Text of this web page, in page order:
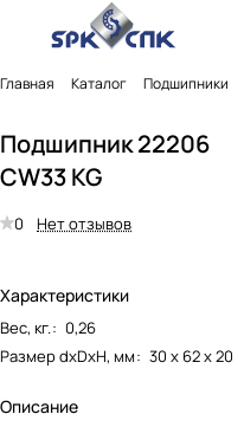
Главная Каталог Подшипники
Подшипник 22206
CW33 KG
0 Нет отзывов
Характеристики
Вес, кг.: 0,26
Размер dxDxH, мм: 30 х 62 х 20
Описание